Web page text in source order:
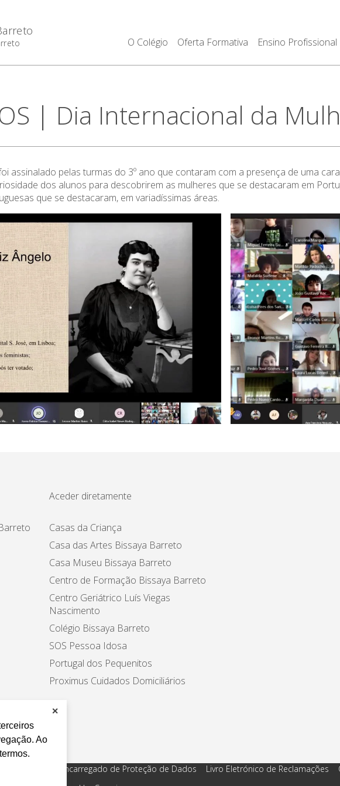
Ao
✕
O Colégio Oferta Formativa Ensino Profissional
| Dia Internacional da
assinalado pelas turmas do 3º ano que contaram com a presença de uma
dos alunos para descobrirem as mulheres que se destacaram em
que se destacaram, em variadíssimas áreas.
Aceder diretamente
Casas da Criança
Casa das Artes Bissaya Barreto
Casa Museu Bissaya Barreto
Centro de Formação Bissaya Barreto
Centro Geriátrico Luís Viegas
Nascimento
Colégio Bissaya Barreto
SOS Pessoa Idosa
Portugal dos Pequenitos
Proximus Cuidados Domiciliários
de Dados Encarregado de Proteção de Dados Livro Eletrónico de Reclamações